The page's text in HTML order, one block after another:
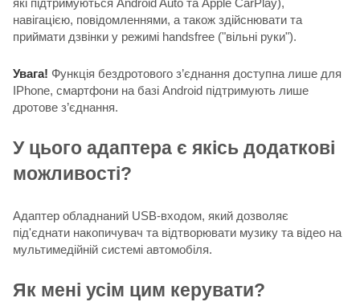
які підтримуються Android Auto та Apple CarPlay),
навігацією, повідомленнями, а також здійснювати та
приймати дзвінки у режимі handsfree ("вільні руки").
Увага! Функція бездротового з’єднання доступна лише для
IPhone, смартфони на базі Android підтримують лише
дротове з’єднання.
У цього адаптера є якісь додаткові
можливості?
Адаптер обладнаний USB-входом, який дозволяє
під'єднати накопичувач та відтворювати музику та відео на
мультимедійній системі автомобіля.
Як мені усім цим керувати?